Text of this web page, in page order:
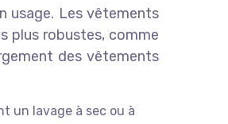
usage. Les vêtements
plus robustes, comme
des vêtements
un lavage à sec ou à